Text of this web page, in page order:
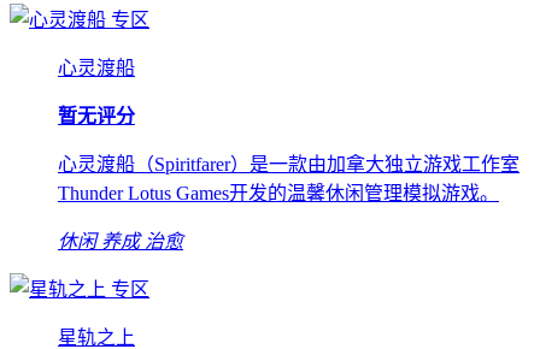
专区
心灵渡船
暂无评分
心灵渡船（Spiritfarer）是一款由加拿大独立游戏工作室
Thunder Lotus Games开发的温馨休闲管理模拟游戏。
休闲 养成 治愈
专区
星轨之上